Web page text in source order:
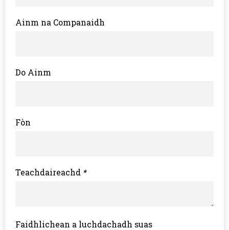
Ainm na Companaidh
Do Ainm
Fòn
*
Teachdaireachd
Faidhlichean a luchdachadh suas